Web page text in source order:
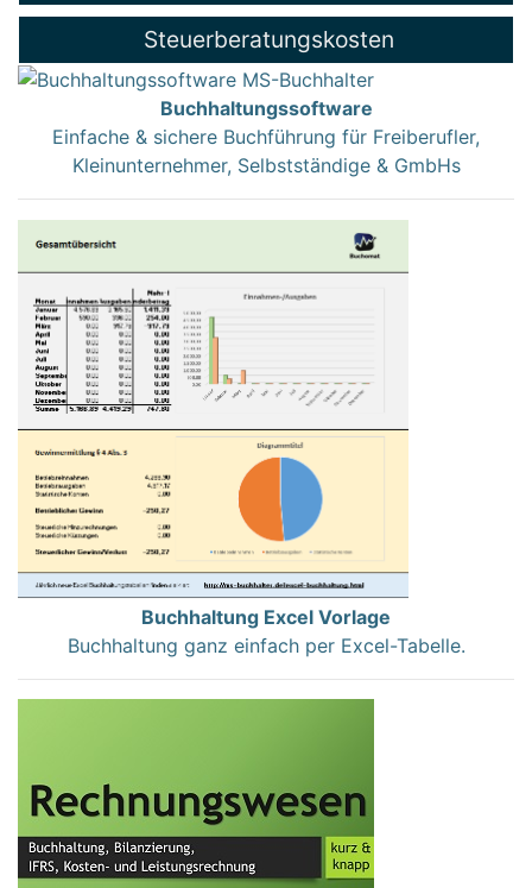
Steuerberatungskosten
Buchhaltungssoftware
Einfache & sichere Buchführung für Freiberufler,
Kleinunternehmer, Selbstständige & GmbHs
Buchhaltung Excel Vorlage
Buchhaltung ganz einfach per Excel-Tabelle.